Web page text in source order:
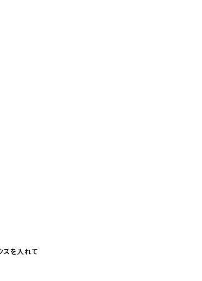
スを入れて